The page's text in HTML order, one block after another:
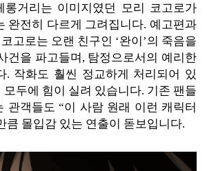
거리는 이미지였던 모리 코고로가
완전히 다르게 그려집니다. 예고편과
고로는 오랜 친구인 ‘완이’의 죽음을
건을 파고들며, 탐정으로서의 예리한
. 작화도 훨씬 정교하게 처리되어 있
모두에 힘이 실려 있습니다. 기존 팬들
관객들도 “이 사람 원래 이런 캐릭터
큼 몰입감 있는 연출이 돋보입니다.